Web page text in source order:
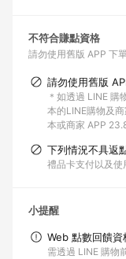
不符合賺點資格
請勿使用舊版 APP 下
請勿使用舊版
＊如透過 LINE 購
本的LINE購物及
本或商家 APP
下列情況不具返
禮品卡支付以及
小提醒
Web 點數回饋資
需透過 LINE 購物